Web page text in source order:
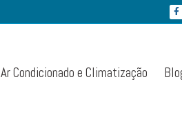
Ar Condicionado e Climatização